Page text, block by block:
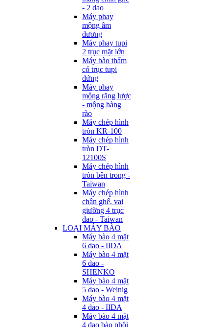
- 2 dao
Máy phay
mộng âm
dương
Máy phay tupi
2 trục mặt lớn
Máy bào thẩm
có trục tupi
đứng
Máy phay
mộng răng lược
- mộng hàng
rào
Máy chép hình
tròn KR-100
Máy chép hình
tròn DT-
12100S
Máy chép hình
tròn bên trong -
Taiwan
Máy chép hình
chân ghế, vai
giường 4 trục
dao - Taiwan
LOẠI MÁY BÀO
Máy bào 4 mặt
6 dao - IIDA
Máy bào 4 mặt
6 dao -
SHENKO
Máy bào 4 mặt
5 dao - Weinig
Máy bào 4 mặt
4 dao - IIDA
Máy bào 4 mặt
4 dao bào phôi